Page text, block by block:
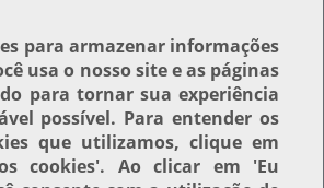
para armazenar informações
usa o nosso site e as páginas
para tornar sua experiência
possível. Para entender os
que utilizamos, clique em
cookies'. Ao clicar em 'Eu